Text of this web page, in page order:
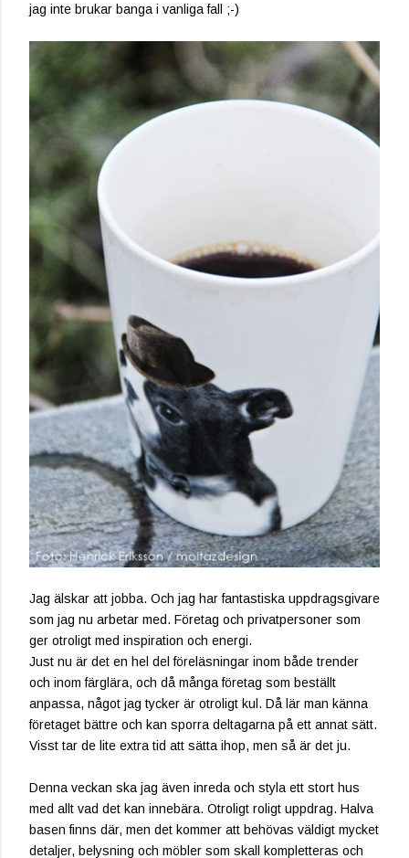
jag inte brukar banga i vanliga fall ;-)
Jag älskar att jobba. Och jag har fantastiska uppdragsgivare
som jag nu arbetar med. Företag och privatpersoner som
ger otroligt med inspiration och energi.
Just nu är det en hel del föreläsningar inom både trender
och inom färglära, och då många företag som beställt
anpassa, något jag tycker är otroligt kul. Då lär man känna
företaget bättre och kan sporra deltagarna på ett annat sätt.
Visst tar de lite extra tid att sätta ihop, men så är det ju.
Denna veckan ska jag även inreda och styla ett stort hus
med allt vad det kan innebära. Otroligt roligt uppdrag. Halva
basen finns där, men det kommer att behövas väldigt mycket
detaljer, belysning och möbler som skall kompletteras och